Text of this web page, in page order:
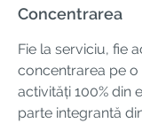
Concentrarea
Fie la serviciu, fie
concentrarea pe o
activități 100% din
parte integrantă